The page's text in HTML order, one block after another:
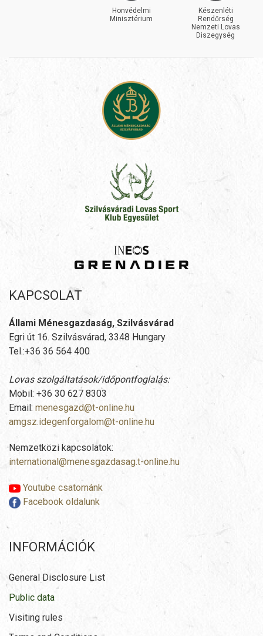
Honvédelmi
Minisztérium
Készenléti
Rendőrség
Nemzeti Lovas
Diszegység
KAPCSOLAT
Állami Ménesgazdaság, Szilvásvárad
Egri út 16. Szilvásvárad, 3348 Hungary
Tel.:+36 36 564 400
Lovas szolgáltatások/időpontfoglalás:
Mobil: +36 30 627 8303
Email: menesgazd@t-online.hu
amgsz.idegenforgalom@t-online.hu
Nemzetközi kapcsolatok:
international@menesgazdasag.t-online.hu
Youtube csatornánk
Facebook oldalunk
INFORMÁCIÓK
General Disclosure List
Public data
Visiting rules